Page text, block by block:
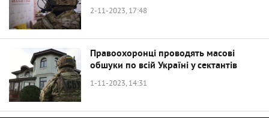
2-11-2023, 17:48
Правоохоронці проводять масові
обшуки по всій Україні у сектантів
1-11-2023, 14:31